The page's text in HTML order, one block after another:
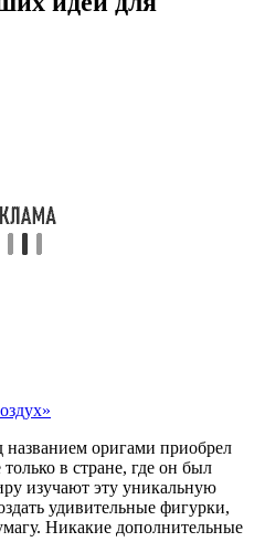
названием оригами приобрел
в стране, где он был
изучают эту уникальную
удивительные фигурки,
Никакие дополнительные